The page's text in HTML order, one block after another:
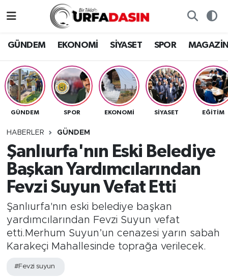
GÜNDEM EKONOMİ SİYASET SPOR
GÜNDEM SPOR EKONOMİ SİYASET EĞITIM
HABERLER GÜNDEM
Şanlıurfa'nın Eski Belediye
Başkan Yardımcılarından
Fevzi Suyun Vefat Etti
Şanlıurfa'nın eski belediye başkan
yardımcılarından Fevzi Suyun vefat
etti.Merhum Suyun’un cenazesi yarın sabah
Karakeçi Mahallesinde toprağa verilecek.
#Fevzi suyun
EKONOMİ
SİYASET
SPOR
SAĞLIK
TEKNOLOJİ
OTOMOBİL
Gizlilik ve Güvenlik Politikası
İletişim
Nöbetçi Eczaneler
Hava Durumu
Namaz Vakitleri
Trafik Durumu
Süper Lig Puan Durumu ve Fikstür
Tüm Manşetler
Son Dakika Haberleri
Haber Arşivi